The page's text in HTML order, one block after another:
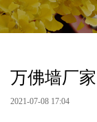
万佛墙厂
2021-07-08 17:04